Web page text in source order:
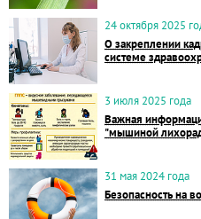
24 октября 2025
О закреплении
системе
3 июля 2025 года
Важная
"мышиной
31 мая 2024 года
Безопасность на